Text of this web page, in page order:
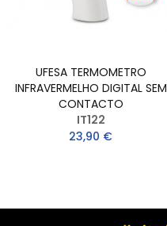
UFESA TERMOMETRO
INFRAVERMELHO DIGITAL SEM
CONTACTO
IT122
23,90 €